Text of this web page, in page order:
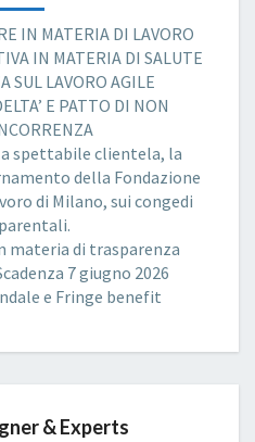
IN MATERIA DI LAVORO
IN MATERIA DI SALUTE
SUL LAVORO AGILE
E PATTO DI NON
spettabile clientela, la
della Fondazione
di Milano, sui congedi
parentali.
materia di trasparenza
7 giugno 2026
e Fringe benefit
& Experts